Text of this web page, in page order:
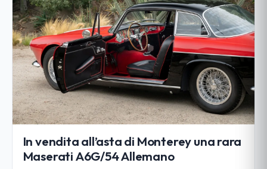
In vendita all’asta di Monterey una rara
Maserati A6G/54 Allemano